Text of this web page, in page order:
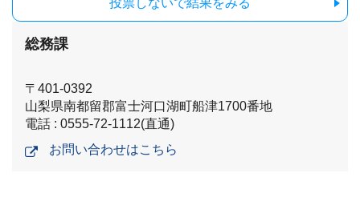
投票しないで結果をみる
総務課
〒401-0392
山梨県南都留郡富士河口湖町船津1700番地
電話 : 0555-72-1112(直通)
お問い合わせはこちら